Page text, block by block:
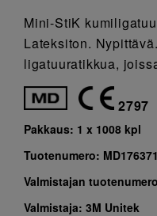
Mini-StiK
Lateksiton.
ligatuuratikkua,
2797
Pakkaus: 1 x 1008 kpl
Tuotenumero: MD176371
Valmistajan
Valmistaja: 3M Unitek